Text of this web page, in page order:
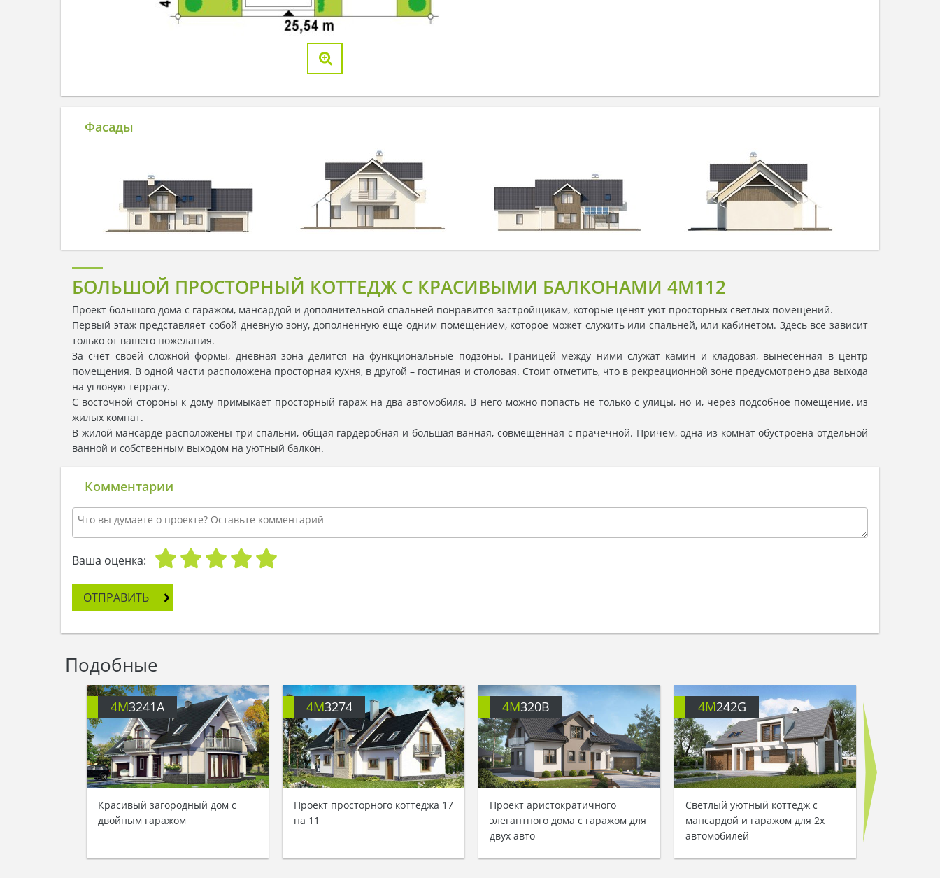
Фасады
БОЛЬШОЙ ПРОСТОРНЫЙ КОТТЕДЖ С КРАСИВЫМИ БАЛКОНАМИ 4M112
Проект большого дома с гаражом, мансардой и дополнительной спальней понравится застройщикам, которые ценят уют просторных светлых помещений.
Первый этаж представляет собой дневную зону, дополненную еще одним помещением, которое может служить или спальней, или кабинетом. Здесь все зависит
только от вашего пожелания.
За счет своей сложной формы, дневная зона делится на функциональные подзоны. Границей между ними служат камин и кладовая, вынесенная в центр
помещения. В одной части расположена просторная кухня, в другой – гостиная и столовая. Стоит отметить, что в рекреационной зоне предусмотрено два выхода
на угловую террасу.
С восточной стороны к дому примыкает просторный гараж на два автомобиля. В него можно попасть не только с улицы, но и, через подсобное помещение, из
жилых комнат.
В жилой мансарде расположены три спальни, общая гардеробная и большая ванная, совмещенная с прачечной. Причем, одна из комнат обустроена отдельной
ванной и собственным выходом на уютный балкон.
Комментарии
Ваша оценка:
ОТПРАВИТЬ
Подобные
4M3241A
Красивый загородный дом с
двойным гаражом
4M3274
Проект просторного коттеджа 17
на 11
4M320B
Проект аристократичного
элегантного дома с гаражом для
двух авто
4M242G
Светлый уютный коттедж с
мансардой и гаражом для 2х
автомобилей